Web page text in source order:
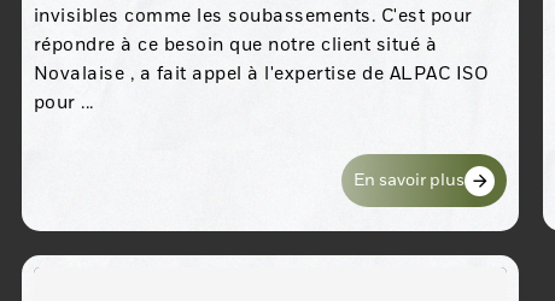
invisibles comme les soubassements. C'est pour
répondre à ce besoin que notre client situé à
Novalaise , a fait appel à l'expertise de ALPAC ISO
pour ...
En savoir plus